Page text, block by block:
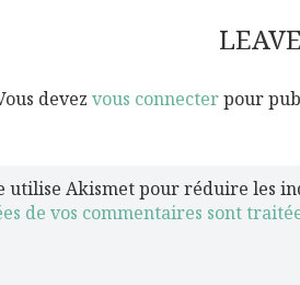
devez vous connecterpour
utilise Akismet pour réduire les
de vos commentaires sont